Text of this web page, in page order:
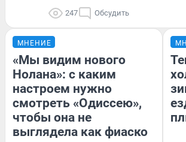
247 Обсудить
МНЕНИЕ
«Мы видим нового
Нолана»: с каким
настроем нужно
смотреть «Одиссею»,
чтобы она не
выглядела как фиаско